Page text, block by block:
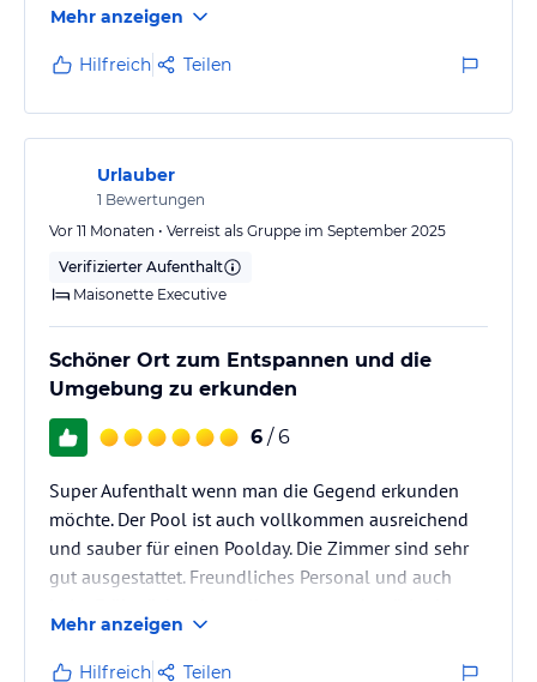
Mehr anzeigen
Hilfreich Teilen
Urlauber
1 Bewertungen
Vor 11 Monaten • Verreist als Gruppe im September 2025
Verifizierter Aufenthalt
Maisonette Executive
Schöner Ort zum Entspannen und die
Umgebung zu erkunden
6 / 6
Super Aufenthalt wenn man die Gegend erkunden
möchte. Der Pool ist auch vollkommen ausreichend
und sauber für einen Poolday. Die Zimmer sind sehr
gut ausgestattet. Freundliches Personal und auch
Mehr anzeigen
Hilfreich Teilen